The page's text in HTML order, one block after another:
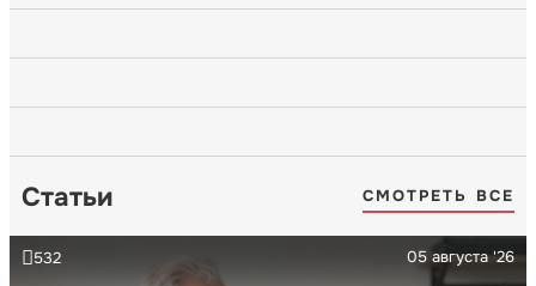
Статьи СМОТРЕТЬ ВСЕ
05 августа '26
532